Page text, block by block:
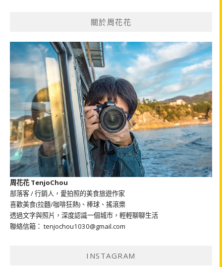
關於周花花
周花花 TenjoChou
部落客 / 行銷人，愛拍照的美食旅遊作家
喜歡美食(拉麵/咖啡狂熱)、棒球、搖滾樂
透過文字與照片，深度認識一個城市，輕輕聊聊生活
聯絡信箱： tenjochou1030@gmail.com
INSTAGRAM